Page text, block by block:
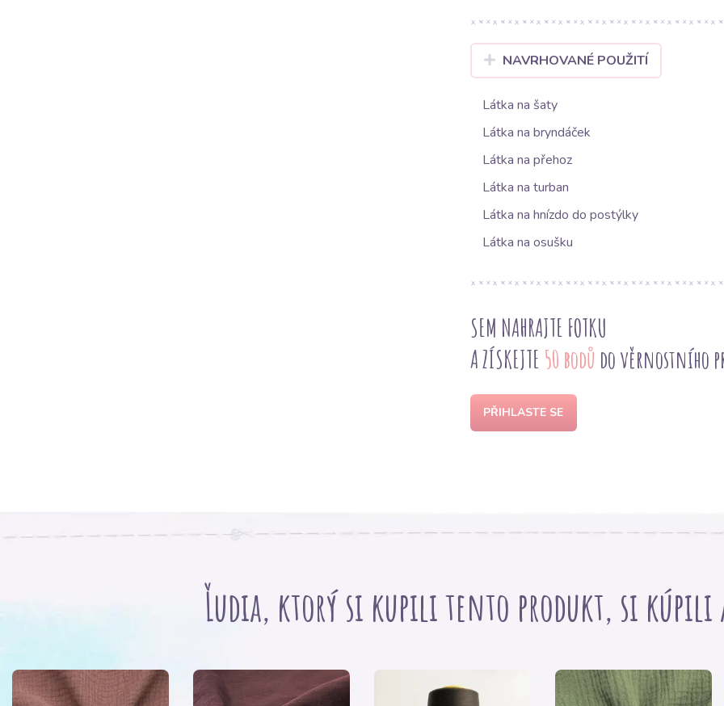
NAVRHOVANÉ POUŽITÍ
Látka na šaty
Látka na bryndáček
Látka na přehoz
Látka na turban
Látka na hnízdo do postýlky
Látka na osušku
SEM NAHRAJTE FOTKU
A ZÍSKEJTE 50 bodů do věrnostního
PŘIHLASTE SE
Ľudia, ktorý si kupili tento produkt, si